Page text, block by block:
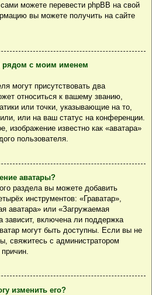
можете перевести phpBB на свой
вы можете получить на сайте
рядом с моим именем
могут присутствовать два
относиться к вашему званию,
или точки, указывающие на то,
или на ваш статус на конференции.
изображение известно как «аватара»
пользователя.
аватары?
раздела вы можете добавить
инструментов: «Граватар»,
аватара» или «Загружаемая
зависит, включена ли поддержка
могут быть доступны. Если вы не
свяжитесь с администратором
изменить его?